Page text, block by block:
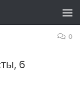
0
6